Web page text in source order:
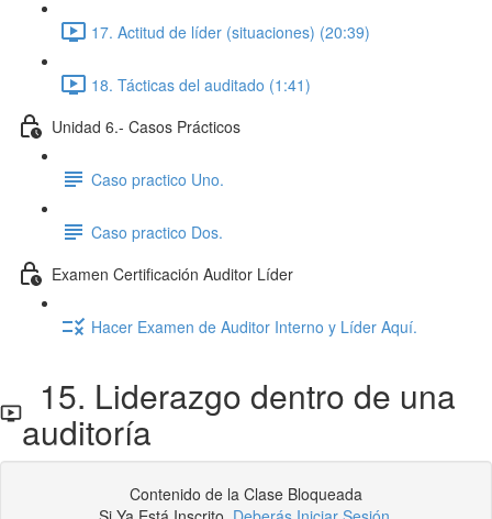
17. Actitud de líder (situaciones) (20:39)
18. Tácticas del auditado (1:41)
Unidad 6.- Casos Prácticos
Caso practico Uno.
Caso practico Dos.
Examen Certificación Auditor Líder
Hacer Examen de Auditor Interno y Líder Aquí.
15. Liderazgo dentro de una
auditoría
Contenido de la Clase Bloqueada